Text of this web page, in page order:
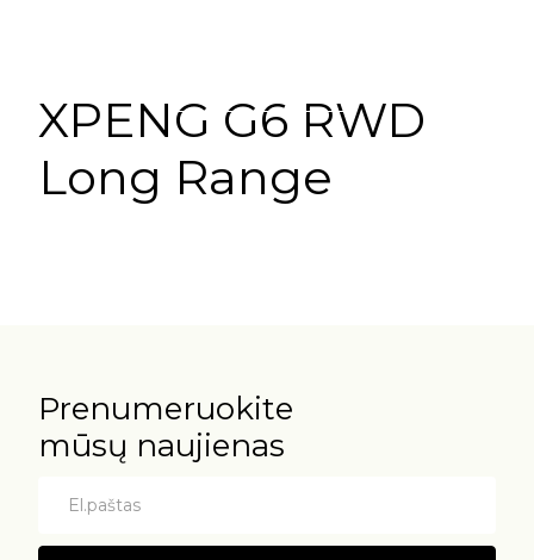
XPENG G6 RWD
Long Range
Prenumeruokite
mūsų naujienas